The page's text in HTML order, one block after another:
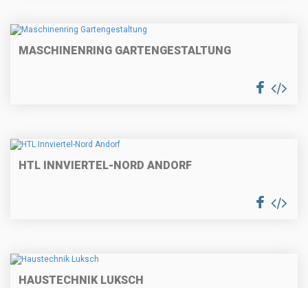
MASCHINENRING GARTENGESTALTUNG
HTL INNVIERTEL-NORD ANDORF
HAUSTECHNIK LUKSCH